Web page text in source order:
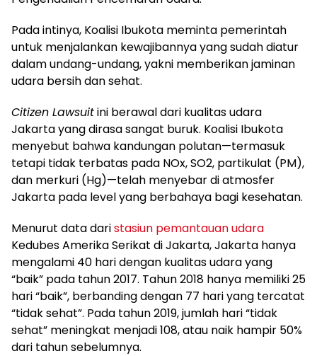
Pada intinya, Koalisi Ibukota meminta pemerintah
untuk menjalankan kewajibannya yang sudah diatur
dalam undang-undang, yakni memberikan jaminan
udara bersih dan sehat.
Citizen Lawsuitini berawal dari kualitas udara
Jakarta yang dirasa sangat buruk. Koalisi Ibukota
menyebut bahwa kandungan polutan—termasuk
tetapi tidak terbatas pada NOx, SO2, partikulat (PM),
dan merkuri (Hg)—telah menyebar di atmosfer
Jakarta pada level yang berbahaya bagi kesehatan.
Menurut data daristasiun pemantauan udara
Kedubes Amerika Serikat di Jakarta, Jakarta hanya
mengalami 40 hari dengan kualitas udara yang
“baik” pada tahun 2017. Tahun 2018 hanya memiliki 25
hari “baik”, berbanding dengan 77 hari yang tercatat
“tidak sehat”. Pada tahun 2019, jumlah hari “tidak
sehat” meningkat menjadi 108, atau naik hampir 50%
dari tahun sebelumnya.